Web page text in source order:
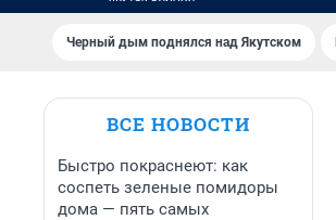
Черный дым поднялся над Якутском
ВСЕ НОВОСТИ
Быстро покраснеют: как
соспеть зеленые помидоры
дома — пять самых